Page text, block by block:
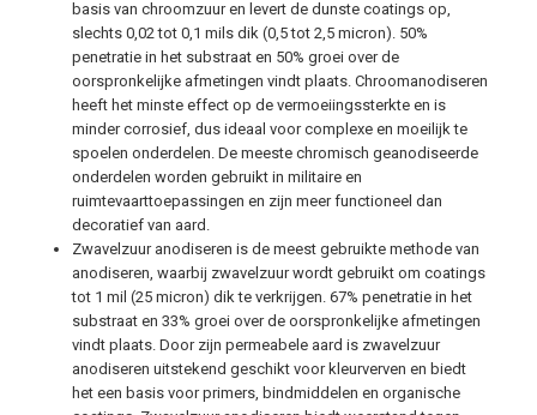
basis van chroomzuur en levert de dunste coatings op,
slechts 0,02 tot 0,1 mils dik (0,5 tot 2,5 micron). 50%
penetratie in het substraat en 50% groei over de
oorspronkelijke afmetingen vindt plaats. Chroomanodiseren
heeft het minste effect op de vermoeiingssterkte en is
minder corrosief, dus ideaal voor complexe en moeilijk te
spoelen onderdelen. De meeste chromisch geanodiseerde
onderdelen worden gebruikt in militaire en
ruimtevaarttoepassingen en zijn meer functioneel dan
decoratief van aard.
Zwavelzuur anodiseren is de meest gebruikte methode van
anodiseren, waarbij zwavelzuur wordt gebruikt om coatings
tot 1 mil (25 micron) dik te verkrijgen. 67% penetratie in het
substraat en 33% groei over de oorspronkelijke afmetingen
vindt plaats. Door zijn permeabele aard is zwavelzuur
anodiseren uitstekend geschikt voor kleurverven en biedt
het een basis voor primers, bindmiddelen en organische